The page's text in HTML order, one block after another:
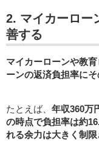
2. マイカーロー
善する
マイカーローンや教
ーンの返済負担率に
たとえば、 年収360万
の時点で負担率は約
れる余力は大きく制限